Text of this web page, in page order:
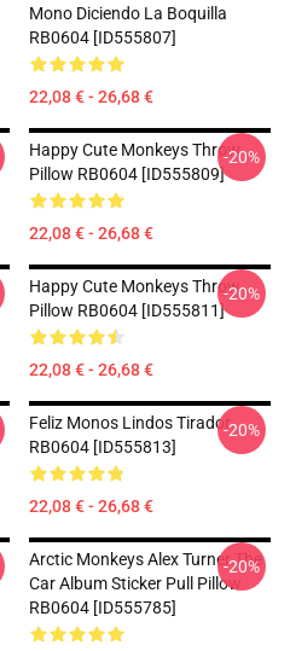
Mono Diciendo La Boquilla
RB0604 [ID555807]
22,08 € - 26,68 €
Happy Cute Monkeys Throw
Pillow RB0604 [ID555809]
22,08 € - 26,68 €
-20%
Happy Cute Monkeys Throw
Pillow RB0604 [ID555811]
22,08 € - 26,68 €
-20%
Feliz Monos Lindos Tirador
RB0604 [ID555813]
22,08 € - 26,68 €
-20%
Arctic Monkeys Alex Turner The
Car Album Sticker Pull Pillow
RB0604 [ID555785]
-20%